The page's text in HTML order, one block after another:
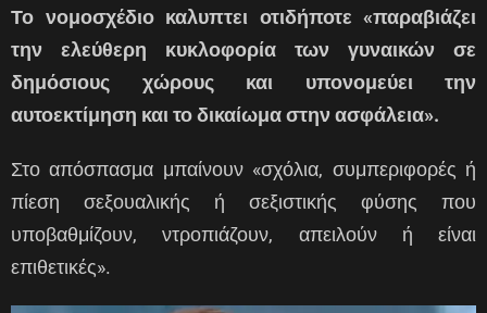
Το νομοσχέδιο καλυπτει οτιδήποτε «παραβιάζει
την ελεύθερη κυκλοφορία των γυναικών σε
δημόσιους χώρους και υπονομεύει την
αυτοεκτίμηση και το δικαίωμα στην ασφάλεια».
Στο απόσπασμα μπαίνουν «σχόλια, συμπεριφορές ή
πίεση σεξουαλικής ή σεξιστικής φύσης που
υποβαθμίζουν, ντροπιάζουν, απειλούν ή είναι
επιθετικές».